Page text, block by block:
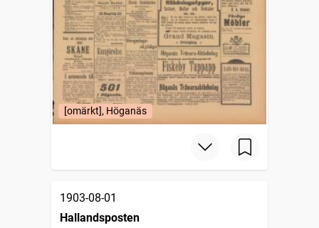
[omärkt], Höganäs
1903-08-01
Hallandsposten